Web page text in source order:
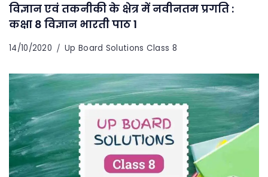
विज्ञान एवं तकनीकी के क्षेत्र में नवीनतम प्रगति :
कक्षा 8 विज्ञान भारती पाठ 1
14/10/2020 Up Board Solutions Class 8